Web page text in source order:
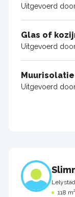
Uitgevoerd
Glas of
Uitgevoerd
Muurisolatie
Uitgevoerd
Lelystad
118 m²